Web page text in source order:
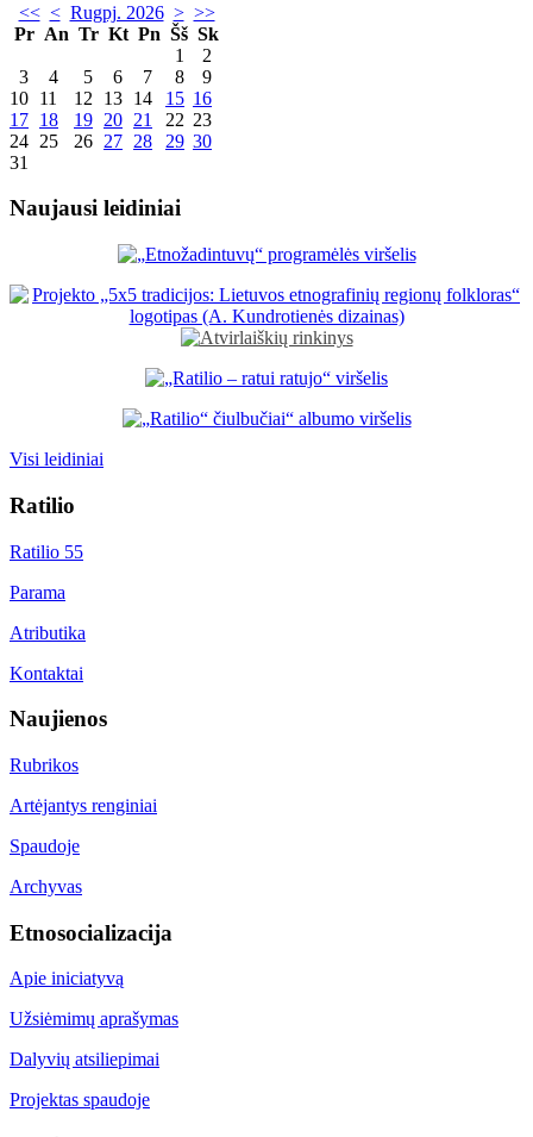
<< < Rugpj. 2026 > >>
Pr An Tr Kt Pn Šš Sk
1
2
3
4 5 6 7 8
9
10 11 12 13 14 15 16
17 18 19 20 21 22 23
24 25 26 27 28 29 30
31
Naujausi leidiniai
Visi leidiniai
Ratilio
Ratilio 55
Parama
Atributika
Kontaktai
Naujienos
Rubrikos
Artėjantys renginiai
Spaudoje
Archyvas
Etnosocializacija
Apie iniciatyvą
Užsiėmimų aprašymas
Dalyvių atsiliepimai
Projektas spaudoje